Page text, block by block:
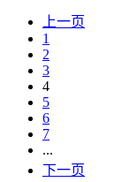
上一页
1
2
3
4
5
6
7
...
下一页